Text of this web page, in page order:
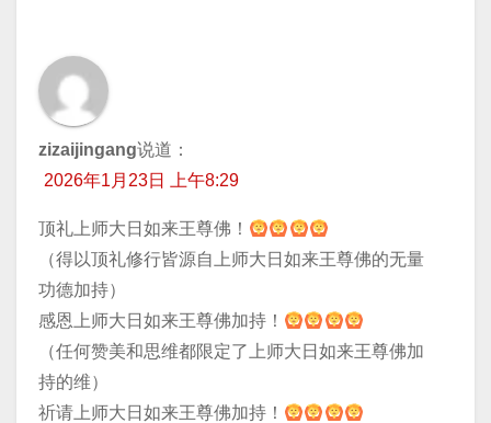
zizaijingang说道：
2026年1月23日 上午8:29
顶礼上师大日如来王尊佛！
（得以顶礼修行皆源自上师大日如来王尊佛的无量
功德加持）
感恩上师大日如来王尊佛加持！
（任何赞美和思维都限定了上师大日如来王尊佛加
持的维）
祈请上师大日如来王尊佛加持！